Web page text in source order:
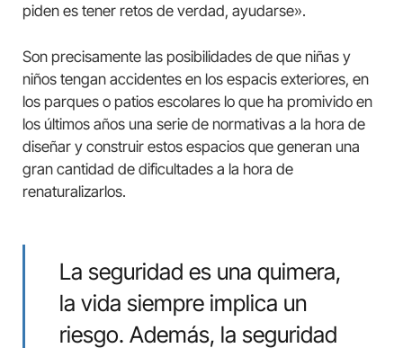
piden es tener retos de verdad, ayudarse».
Son precisamente las posibilidades de que niñas y
niños tengan accidentes en los espacis exteriores, en
los parques o patios escolares lo que ha promivido en
los últimos años una serie de normativas a la hora de
diseñar y construir estos espacios que generan una
gran cantidad de dificultades a la hora de
renaturalizarlos.
La seguridad es una quimera,
la vida siempre implica un
riesgo. Además, la seguridad